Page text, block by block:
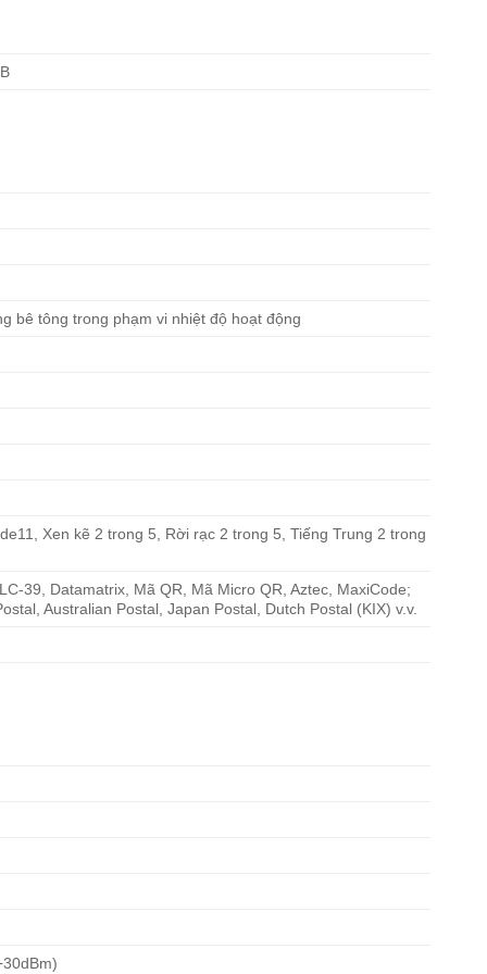
bê tông trong phạm vi nhiệt độ hoạt động
Xen kẽ 2 trong 5, Rời rạc 2 trong 5, Tiếng Trung 2 trong
39, Datamatrix, Mã QR, Mã Micro QR, Aztec, MaxiCode;
Australian Postal, Japan Postal, Dutch Postal (KIX) v.v.